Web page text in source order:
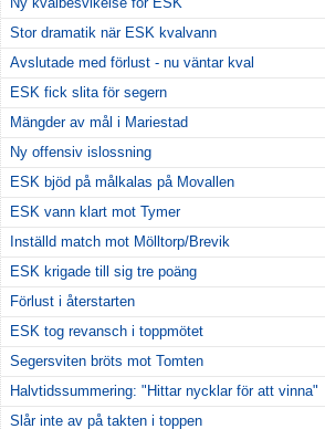
Stor dramatik när ESK kvalvann
Avslutade med förlust - nu väntar kval
ESK fick slita för segern
Mängder av mål i Mariestad
Ny offensiv islossning
ESK bjöd på målkalas på Movallen
ESK vann klart mot Tymer
Inställd match mot Mölltorp/Brevik
ESK krigade till sig tre poäng
Förlust i återstarten
ESK tog revansch i toppmötet
Segersviten bröts mot Tomten
Halvtidssummering: "Hittar nycklar för att vinna"
Slår inte av på takten i toppen